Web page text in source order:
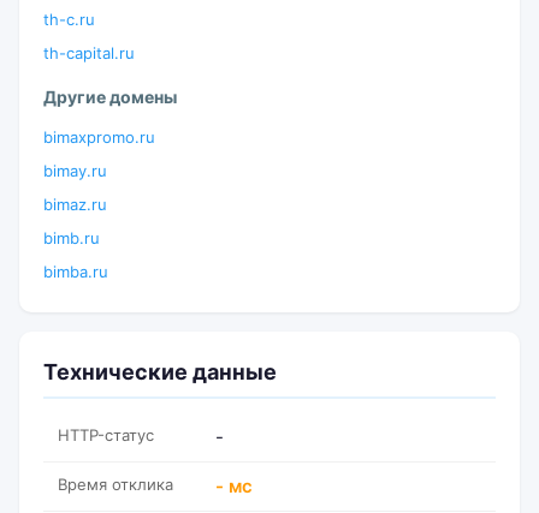
th-c.ru
th-capital.ru
Другие домены
bimaxpromo.ru
bimay.ru
bimaz.ru
bimb.ru
bimba.ru
Технические данные
HTTP-статус -
Время отклика - мс